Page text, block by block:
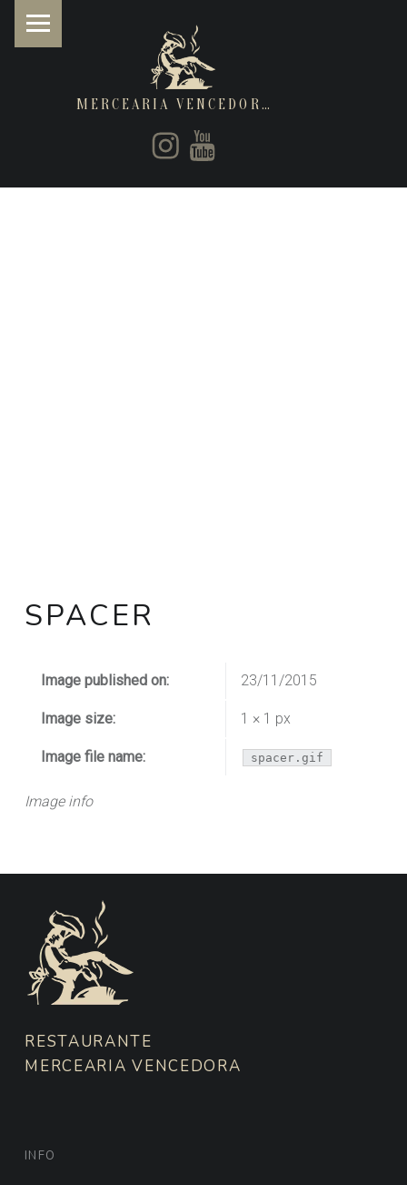
MERCEARIA VENCEDORA
Instagram
Youtube
SPACER
Image info
Image published on: 23/11/2015
Image size: 1 × 1 px
Image file name: spacer.gif
FOOTER SIDEBAR
RESTAURANTE
MERCEARIA VENCEDORA
INFO